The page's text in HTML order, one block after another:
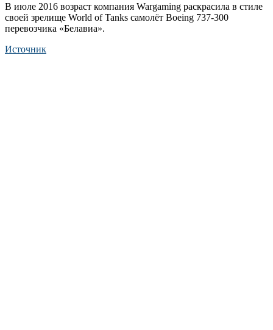
В июле 2016 возраст компания Wargaming раскрасила в стиле
своей зрелище World of Tanks самолёт Boeing 737-300
перевозчика «Белавиа».
Источник